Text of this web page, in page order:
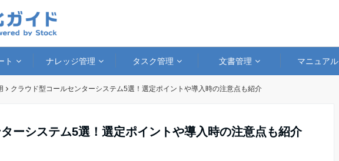
ト ナレッジ管理 タスク管理 文書管理 マニュアル
クラウド型コールセンターシステム5選！選定ポイントや導入時の注意点も紹介
ーシステム5選！選定ポイントや導入時の注意点も紹介